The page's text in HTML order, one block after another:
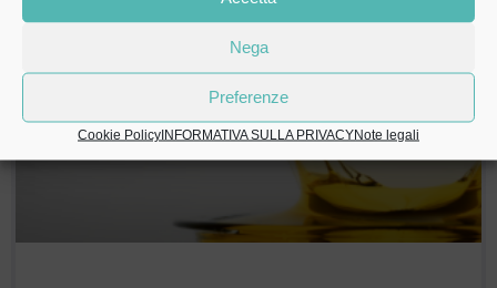
Nega
Preferenze
Cookie PolicyINFORMATIVA SULLA PRIVACYNote legali